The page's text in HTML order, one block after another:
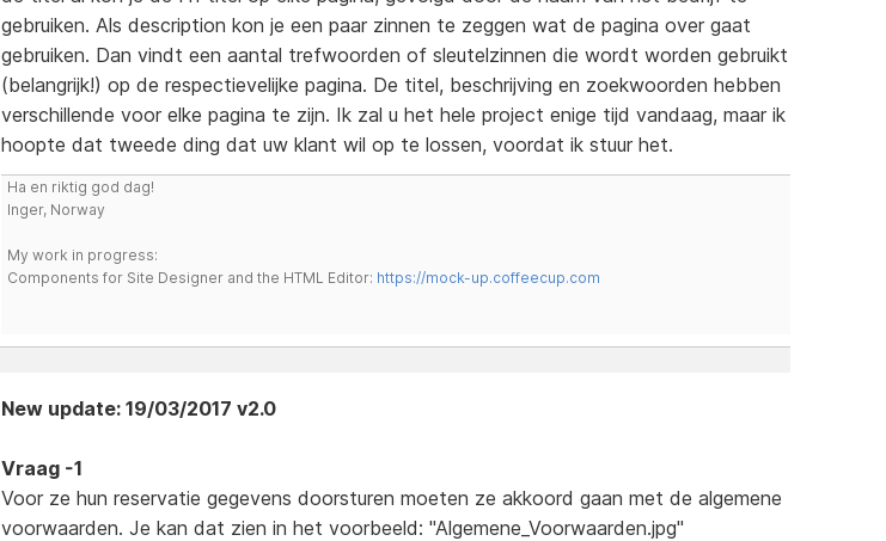
gebruiken. Als description kon je een paar zinnen te zeggen wat de pagina over gaat
gebruiken. Dan vindt een aantal trefwoorden of sleutelzinnen die wordt worden gebruikt
(belangrijk!) op de respectievelijke pagina. De titel, beschrijving en zoekwoorden hebben
verschillende voor elke pagina te zijn. Ik zal u het hele project enige tijd vandaag, maar ik
hoopte dat tweede ding dat uw klant wil op te lossen, voordat ik stuur het.
Ha en riktig god dag!
Inger, Norway
My work in progress:
Components for Site Designer and the HTML Editor: https://mock-up.coffeecup.com
New update: 19/03/2017 v2.0
Vraag -1
Voor ze hun reservatie gegevens doorsturen moeten ze akkoord gaan met de algemene
voorwaarden. Je kan dat zien in het voorbeeld: "Algemene_Voorwaarden.jpg"